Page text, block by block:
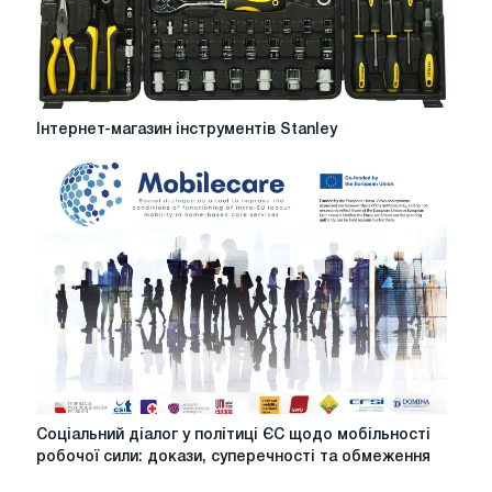
Інтернет-
інструментів
Stanley
Інтернет-магазин інструментів Stanley
Соціальний
діалог
Соціальний діалог у політиці ЄС щодо мобільності
робочої сили: докази, суперечності та обмеження